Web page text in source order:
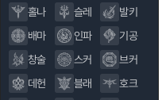
홀나
슬레
발키
배마
인파
기공
창술
스커
브커
데헌
블래
호크